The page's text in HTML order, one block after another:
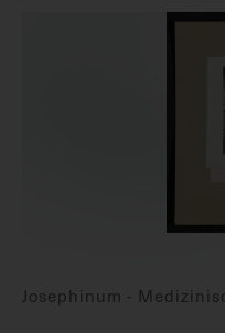
Josephinum -